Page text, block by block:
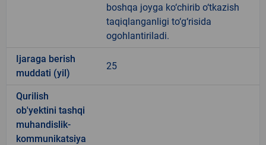
boshqa joyga ko‘chirib o‘tkazish
taqiqlanganligi to‘g‘risida
ogohlantiriladi.
Ijaraga berish
muddati (yil)
25
Qurilish
ob'yektini tashqi
muhandislik-
kommunikatsiya